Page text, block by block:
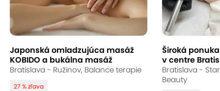
Japonská omladzujúca masáž
KOBIDO a bukálna masáž
Bratislava - Ružinov, Balance terapie
27 % zľava
Široká
v centre
Bratislava -
Beauty